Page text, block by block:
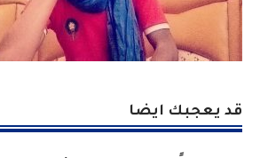
قد يعجبك ايضا